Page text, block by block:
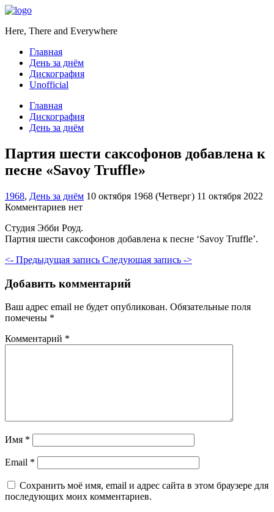
Here, There and Everywhere
Главная
День за днём
Дискография
Unofficial
Главная
Дискография
День за днём
Партия шести саксофонов добавлена к
песне «Savoy Truffle»
1968, День за днём 10 октября 1968 (Четверг) 11 октября 2022
Комментариев нет
Студия Эбби Роуд.
Партия шести саксофонов добавлена к песне ‘Savoy Truffle’.
<- Предыдущая запись Следующая запись ->
Добавить комментарий
Ваш адрес email не будет опубликован. Обязательные поля
помечены *
Комментарий *
Имя *
Email *
Сохранить моё имя, email и адрес сайта в этом браузере для
последующих моих комментариев.